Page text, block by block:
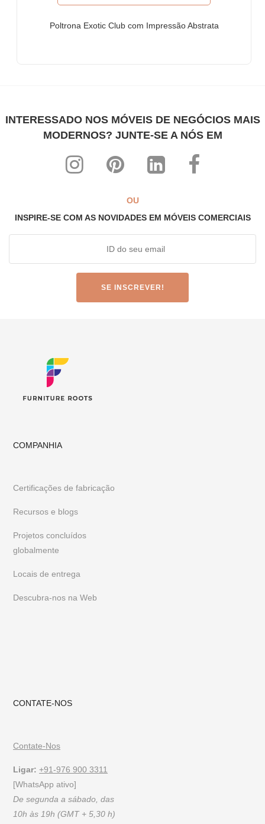
Poltrona Exotic Club com Impressão Abstrata
INTERESSADO NOS MÓVEIS DE NEGÓCIOS MAIS
MODERNOS? JUNTE-SE A NÓS EM
OU
INSPIRE-SE COM AS NOVIDADES EM MÓVEIS COMERCIAIS
COMPANHIA
Certificações de fabricação
Recursos e blogs
Projetos concluídos
globalmente
Locais de entrega
Descubra-nos na Web
CONTATE-NOS
Contate-Nos
Ligar: +91-976 900 3311
[WhatsApp ativo]
De segunda a sábado, das
10h às 19h (GMT + 5,30 h)